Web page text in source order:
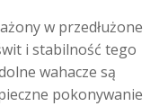
w przedłużone
i stabilność tego
wahacze są
pokonywanie